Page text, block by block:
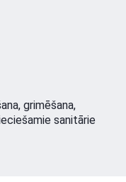
grimēšana,
sanitārie